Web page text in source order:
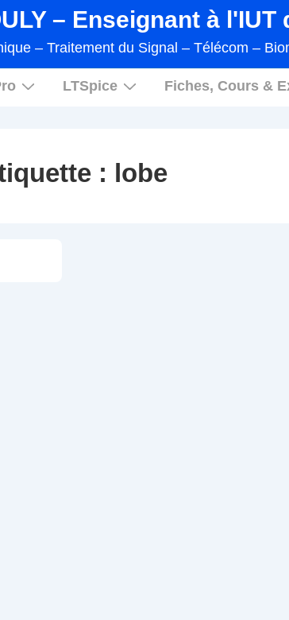
– Enseignant à l'IUT
– Traitement du Signal – Télécom –
LTSpice Fiches, Cours &
: lobe